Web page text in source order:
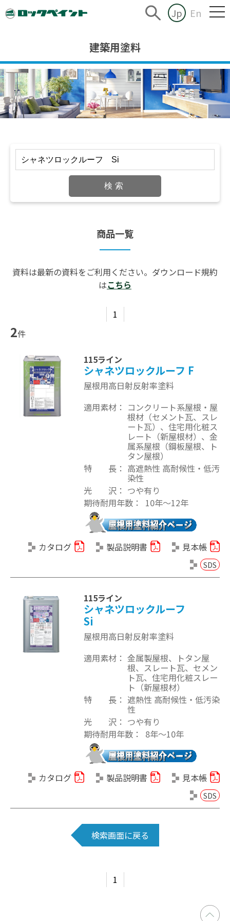
Jp En
建築用塗料
商品一覧
資料は最新の資料をご利用ください。ダウンロード規約
はこちら
1
2件
115ライン
シャネツロックルーフ F
屋根用高日射反射率塗料
適用素材
コンクリート系屋根・屋
根材（セメント瓦、スレ
ート瓦）、住宅用化粧ス
レート（新屋根材）、金
属系屋根（鋼板屋根、ト
タン屋根）
特 長
高遮熱性 高耐候性・低汚
染性
光 沢
つや有り
期待耐用年数
10年～12年
カタログ 製品説明書 見本帳
SDS
115ライン
シャネツロックルーフ
Si
屋根用高日射反射率塗料
適用素材
金属製屋根、トタン屋
根、スレート瓦、セメン
ト瓦、住宅用化粧スレー
ト（新屋根材）
特 長
遮熱性 高耐候性・低汚染
性
光 沢
つや有り
期待耐用年数
8年〜10年
カタログ 製品説明書 見本帳
SDS
検索画面に戻る
1